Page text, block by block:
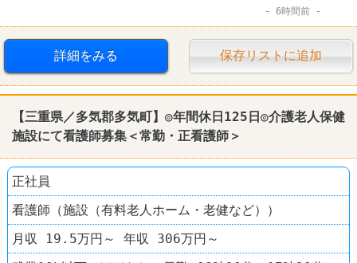
6時間前
詳細をみる 保存リストに追加
【三重県／多気郡多気町】◎年間休日125日◎介護老人保健
施設にて看護師募集＜常勤・正看護師＞
正社員
看護師（施設（有料老人ホーム・老健など））
月収 19.5万円～ 年収 306万円～